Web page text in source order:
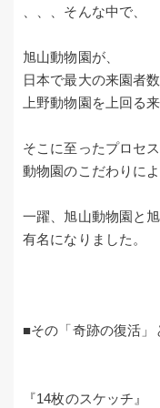
、、、そんな中で、
旭山動物園が、
日本で最大の来園者数
上野動物園を上回る
そこに至ったプロセス
動物園のこだわりに
一躍、旭山動物園と
有名になりました。
■その「奇跡の復活」
『14枚のスケッチ』